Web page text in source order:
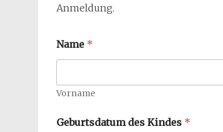
Anmeldung.
Name *
Vorname
Geburtsdatum des Kindes *